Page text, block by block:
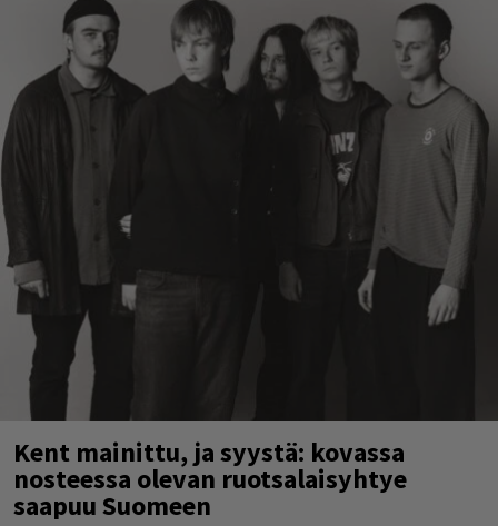
Kent mainittu, ja syystä: kovassa
nosteessa olevan ruotsalaisyhtye
saapuu Suomeen